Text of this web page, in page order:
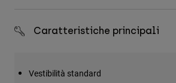
Tutti gli accessori
Cappelli e Berretti
Caratteristiche principali
Vestibilità standard